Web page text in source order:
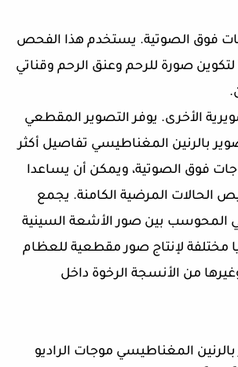
فوق الصوتية. يستخدم هذا الفحص
صورة للرحم وعنق الرحم وقناتي
الأخرى. يوفر التصوير المقطعي
بالرنين المغناطيسي تفاصيل أكثر
فوق الصوتية، ويمكن أن يساعدا
الحالات المرضية الكامنة. يجمع
المحوسب بين صور الأشعة السينية
مختلفة لإنتاج صور مقطعية للعظام
من الأنسجة الرخوة داخل
المغناطيسي موجات الراديو